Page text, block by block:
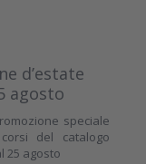
d’estate
agosto
speciale
del catalogo
25 agosto